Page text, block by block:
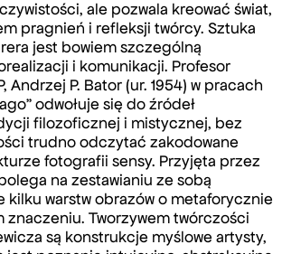
ale pozwala kreować świat,
pragnień i refleksji twórcy. Sztuka
jest bowiem szczególną
i komunikacji. Profesor
Andrzej P. Bator (ur. 1954) w pracach
odwołuje się do źródeł
filozoficznej i mistycznej, bez
trudno odczytać zakodowane
fotografii sensy. Przyjęta przez
na zestawianiu ze sobą
kilku warstw obrazów o metaforycznie
znaczeniu. Tworzywem twórczości
są konstrukcje myślowe artysty,